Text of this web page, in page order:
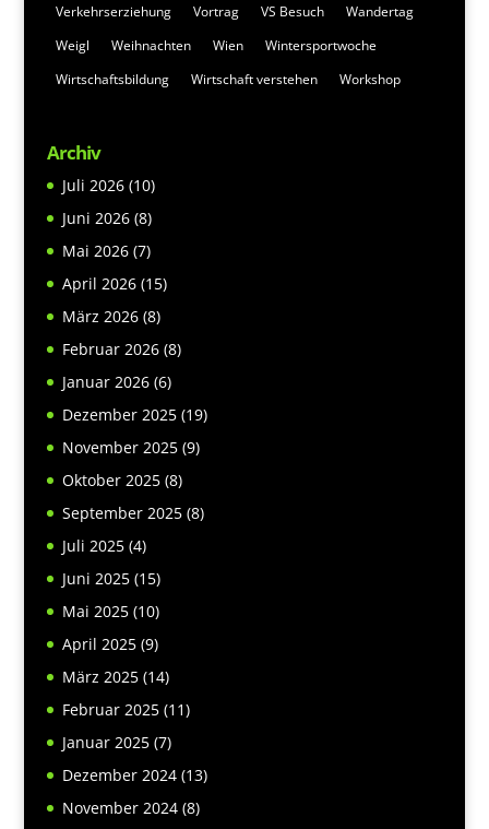
Verkehrserziehung
Vortrag VS Besuch
Wandertag
Weigl
Weihnachten Wien
Wintersportwoche
Wirtschaftsbildung
Wirtschaft verstehen Workshop
Archiv
Juli 2026(10)
Juni 2026(8)
Mai 2026(7)
April 2026(15)
März 2026(8)
Februar 2026(8)
Januar 2026(6)
Dezember 2025(19)
November 2025(9)
Oktober 2025(8)
September 2025(8)
Juli 2025(4)
Juni 2025(15)
Mai 2025(10)
April 2025(9)
März 2025(14)
Februar 2025(11)
Januar 2025(7)
Dezember 2024(13)
November 2024(8)